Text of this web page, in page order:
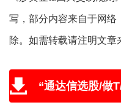
写，部分内容来自于网络
除。如需转载请注明文章
“通达信选股/做